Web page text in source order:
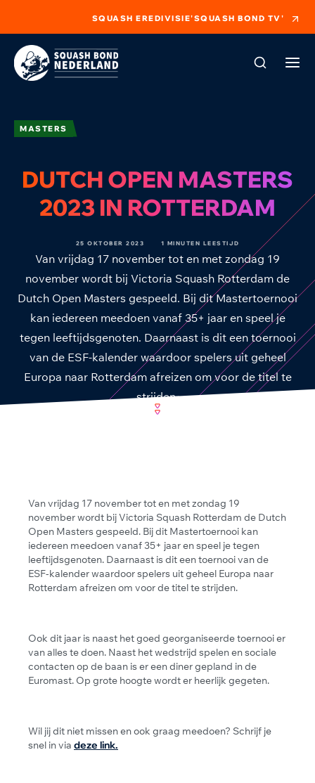
SQUASH EREDIVISIE'SQUASH BOND TV'
MASTERS
DUTCH OPEN MASTERS
2023 IN ROTTERDAM
25 OKTOBER 2023 1 MINUTEN LEESTIJD
Van vrijdag 17 november tot en met zondag 19
november wordt bij Victoria Squash Rotterdam de
Dutch Open Masters gespeeld. Bij dit Mastertoernooi
kan iedereen meedoen vanaf 35+ jaar en speel je
tegen leeftijdsgenoten. Daarnaast is dit een toernooi
van de ESF-kalender waardoor spelers uit geheel
Europa naar Rotterdam afreizen om voor de titel te
strijden.
Van vrijdag 17 november tot en met zondag 19
november wordt bij Victoria Squash Rotterdam de Dutch
Open Masters gespeeld. Bij dit Mastertoernooi kan
iedereen meedoen vanaf 35+ jaar en speel je tegen
leeftijdsgenoten. Daarnaast is dit een toernooi van de
ESF-kalender waardoor spelers uit geheel Europa naar
Rotterdam afreizen om voor de titel te strijden.
Ook dit jaar is naast het goed georganiseerde toernooi er
van alles te doen. Naast het wedstrijd spelen en sociale
contacten op de baan is er een diner gepland in de
Euromast. Op grote hoogte wordt er heerlijk gegeten.
Wil jij dit niet missen en ook graag meedoen? Schrijf je
snel in via deze link.